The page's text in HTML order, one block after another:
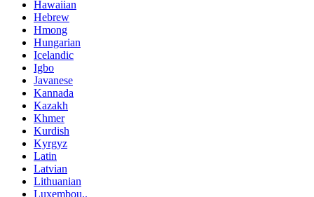
Hawaiian
Hebrew
Hmong
Hungarian
Icelandic
Igbo
Javanese
Kannada
Kazakh
Khmer
Kurdish
Kyrgyz
Latin
Latvian
Lithuanian
Luxembou..